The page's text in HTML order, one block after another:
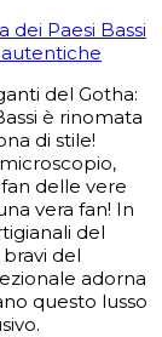
dei Paesi Bassi
del Gotha:
è rinomata
di stile!
delle vere
vera fan! In
del
del
adorna
questo lusso